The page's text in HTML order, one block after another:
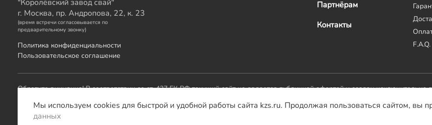
"Королёвский завод свай"
г. Москва, пр. Андропова, 22, к. 23
(время встречи согласовывается по
предварительному звонку)
Политика конфиденциальности
Пользовательское соглашение
Партнёрам
Контакты
F.A.Q.
Обратите внимание! В соответствии со ст. 437 ГК РФ текущий сайт не является публичной офертой и создан
Остальные проекты
Мы используем cookies для быстрой и удобной работы сайта kzs.ru. Продолжая пользоваться сайтом, вы
данных